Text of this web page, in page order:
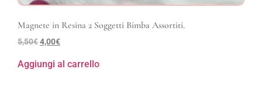
Magnete in Resina 2 Soggetti Bimba Assortiti.
5,50€4,00€
Aggiungi al carrello